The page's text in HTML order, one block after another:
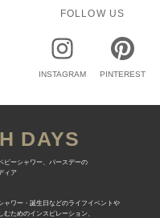
FOLLOW US
INSTAGRAM PINTEREST
DAYS
ビーシャワー、バースデーの
ィア
ャワー・誕生日などのライフイベントや
むためのインスピレーション、